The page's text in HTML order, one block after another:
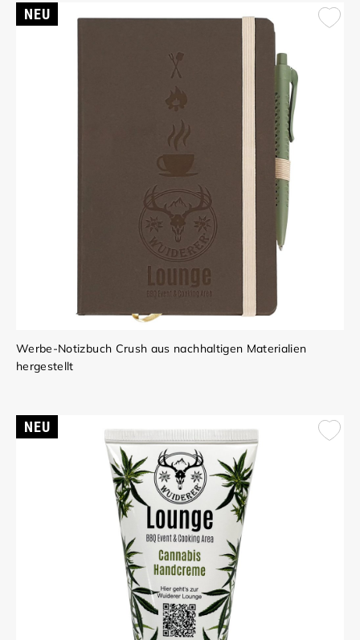
NEU
Werbe-Notizbuch Crush aus nachhaltigen Materialien
hergestellt
NEU